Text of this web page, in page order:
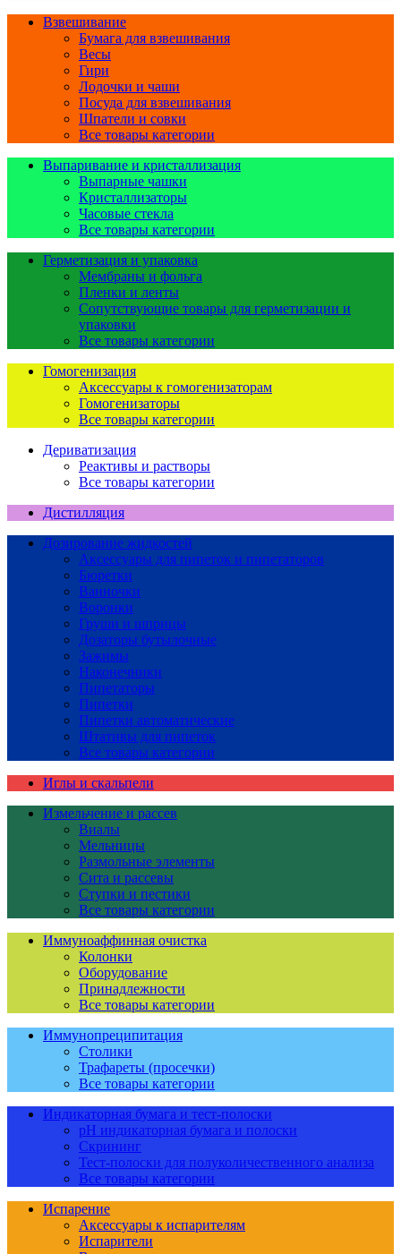
Взвешивание
Бумага для взвешивания
Весы
Гири
Лодочки и чаши
Посуда для взвешивания
Шпатели и совки
Все товары категории
Выпаривание и кристаллизация
Выпарные чашки
Кристаллизаторы
Часовые стекла
Все товары категории
Герметизация и упаковка
Мембраны и фольга
Пленки и ленты
Сопутствующие товары для герметизации и
упаковки
Все товары категории
Гомогенизация
Аксессуары к гомогенизаторам
Гомогенизаторы
Все товары категории
Дериватизация
Реактивы и растворы
Все товары категории
Дистилляция
Дозирование жидкостей
Аксессуары для пипеток и пипетаторов
Бюретки
Ванночки
Воронки
Груши и шприцы
Дозаторы бутылочные
Зажимы
Наконечники
Пипетаторы
Пипетки
Пипетки автоматические
Штативы для пипеток
Все товары категории
Иглы и скальпели
Измельчение и рассев
Виалы
Мельницы
Размольные элементы
Сита и рассевы
Ступки и пестики
Все товары категории
Иммуноаффинная очистка
Колонки
Оборудование
Принадлежности
Все товары категории
Иммунопреципитация
Столики
Трафареты (просечки)
Все товары категории
Индикаторная бумага и тест-полоски
pH индикаторная бумага и полоски
Скрининг
Тест-полоски для полуколичественного анализа
Все товары категории
Испарение
Аксессуары к испарителям
Испарители